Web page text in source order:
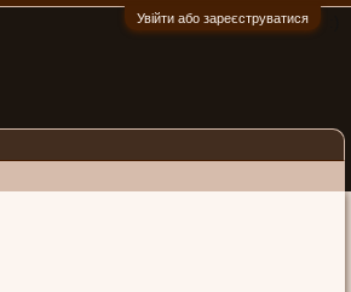
Увійти або зареєструватися